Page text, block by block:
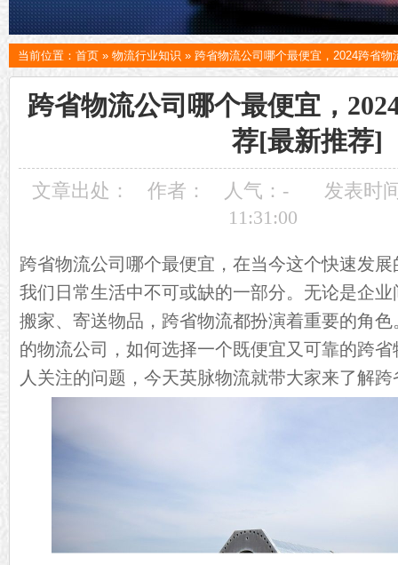
当前位置： 首页 » 物流行业知识 » 跨省物流公司哪个最便宜，2024跨省物
跨省物流公司哪个最便宜，
荐[最新推荐]
文章出处： 作者： 人气： -
发表时
11:31:00
跨省物流公司哪个最便宜，在当今这个快速发
我们日常生活中不可或缺的一部分。无论是企
搬家、寄送物品，跨省物流都扮演着重要的角
的物流公司，如何选择一个既便宜又可靠的跨
人关注的问题，今天英脉物流就带大家来了解